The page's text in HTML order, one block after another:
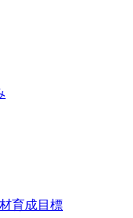
育成目標